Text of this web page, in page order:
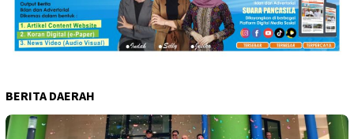
BERITA DAERAH